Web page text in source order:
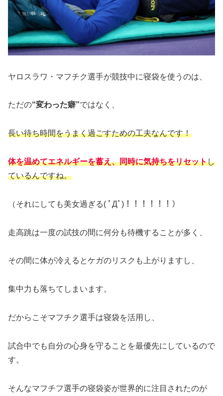
ヤロスラワ・マフチク選手が競技中に寝袋を使うのは、
ただの“変わった癖”ではなく、
長い待ち時間をうまく過ごすための工夫なんです！
体を温めてエネルギーを蓄え、同時に気持ちをリセットし
ているんですね。
（それにしても美女過ぎる( ﾟДﾟ)！！！！！！）
走高跳は一度の試技の間に何分も待機することが多く、
その間に体が冷えるとケガのリスクも上がりますし、
集中力も落ちてしまいます。
だからこそマフチク選手は寝袋を活用し、
試合中でも自分の心身を守ることを最優先にしているので
す。
そんなマフチフ選手の寝袋姿が世界的に注目されたのが